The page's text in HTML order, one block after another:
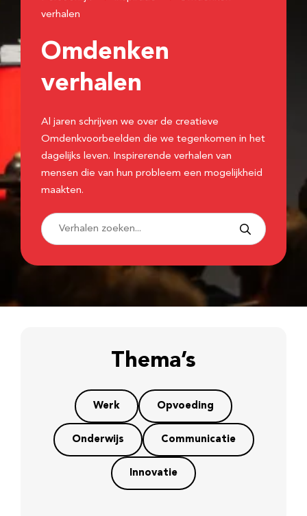
verhalen
Omdenken
verhalen
Al jaren schrijven we over de creatieve
Omdenkvoorbeelden die we tegenkomen in het
dagelijks leven. Inspirerende verhalen van
mensen die van hun probleem een mogelijkheid
maakten.
Thema’s
Werk Opvoeding
Onderwijs Communicatie
Innovatie